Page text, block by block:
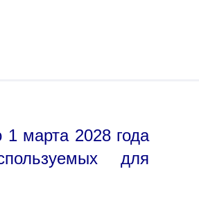
марта 2028 года
для